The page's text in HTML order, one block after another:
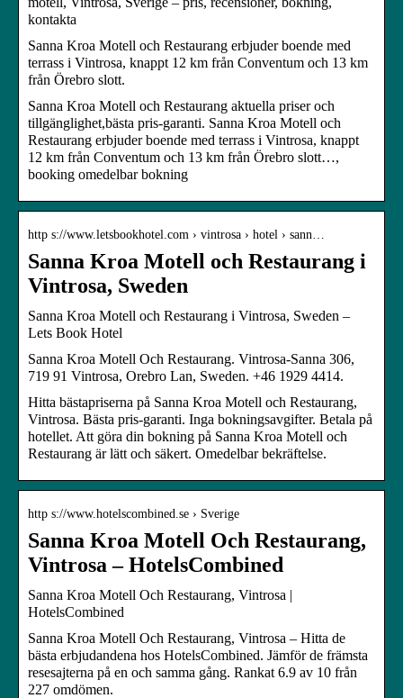
kontakta
Sanna Kroa Motell och Restaurang erbjuder boende med
terrass i Vintrosa, knappt 12 km från Conventum och 13 km
från Örebro slott.
Sanna Kroa Motell och Restaurang aktuella priser och
tillgänglighet,bästa pris-garanti. Sanna Kroa Motell och
Restaurang erbjuder boende med terrass i Vintrosa, knappt
12 km från Conventum och 13 km från Örebro slott…,
booking omedelbar bokning
http s://www.letsbookhotel.com › vintrosa › hotel › sann…
Sanna Kroa Motell och Restaurang i
Vintrosa, Sweden
Sanna Kroa Motell och Restaurang i Vintrosa, Sweden –
Lets Book Hotel
Sanna Kroa Motell Och Restaurang. Vintrosa-Sanna 306,
719 91 Vintrosa, Orebro Lan, Sweden. +46 1929 4414.
Hitta bästapriserna på Sanna Kroa Motell och Restaurang,
Vintrosa. Bästa pris-garanti. Inga bokningsavgifter. Betala på
hotellet. Att göra din bokning på Sanna Kroa Motell och
Restaurang är lätt och säkert. Omedelbar bekräftelse.
http s://www.hotelscombined.se › Sverige
Sanna Kroa Motell Och Restaurang,
Vintrosa – HotelsCombined
Sanna Kroa Motell Och Restaurang, Vintrosa |
HotelsCombined
Sanna Kroa Motell Och Restaurang, Vintrosa – Hitta de
bästa erbjudandena hos HotelsCombined. Jämför de främsta
resesajterna på en och samma gång. Rankat 6.9 av 10 från
227 omdömen.